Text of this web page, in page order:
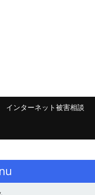
インターネット被害相談